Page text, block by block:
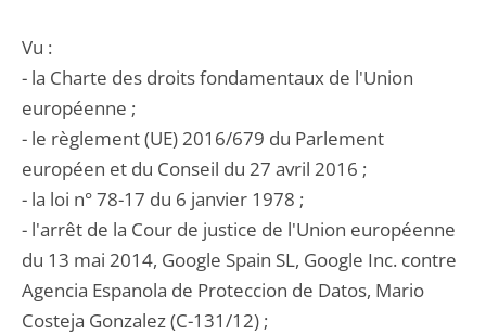
Vu :
- la Charte des droits fondamentaux de l'Union
européenne ;
- le règlement (UE) 2016/679 du Parlement
européen et du Conseil du 27 avril 2016 ;
- la loi n° 78-17 du 6 janvier 1978 ;
- l'arrêt de la Cour de justice de l'Union européenne
du 13 mai 2014, Google Spain SL, Google Inc. contre
Agencia Espanola de Proteccion de Datos, Mario
Costeja Gonzalez (C-131/12) ;